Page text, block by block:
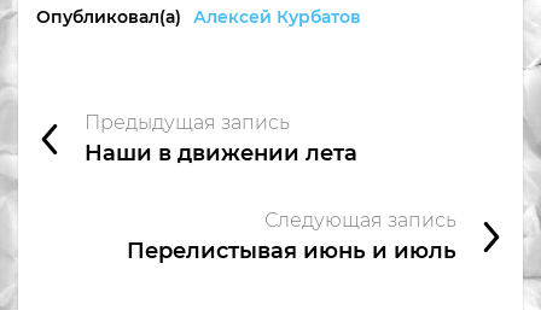
Опубликовал(а) Алексей Курбатов
Предыдущая запись
Наши в движении лета
Следующая запись
Перелистывая июнь и июль